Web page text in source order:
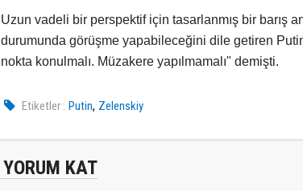
Uzun vadeli bir perspektif için tasarlanmış bir barış
durumunda görüşme yapabileceğini dile getiren
nokta konulmalı. Müzakere yapılmamalı" demişti.
Etiketler : Putin, Zelenskiy
YORUM KAT